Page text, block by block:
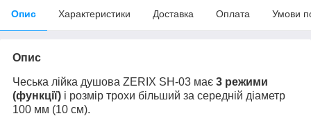
Опис Характеристики Доставка Оплата Умови
Опис
Чеська лійка душова ZERIX SH-03 має 3 режими
(функції) і розмір трохи більший за середній діаметр
100 мм (10 см).